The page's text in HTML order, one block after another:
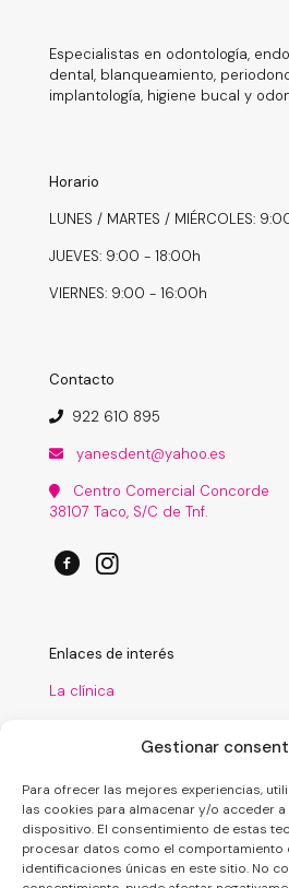
Gestionar
Para ofrecer las mejores experiencias,
las cookies para almacenar y/o acceder
dispositivo. El consentimiento de estas
procesar datos como el comportamiento
identificaciones únicas en este sitio. No
Especialistas en odontología,
dental, blanqueamiento,
implantología, higiene bucal y
Horario
LUNES / MARTES / MIÉRCOLES:
JUEVES: 9:00 - 18:00h
VIERNES: 9:00 - 16:00h
Contacto
922 610 895
yanesdent@yahoo.es
Centro Comercial Concorde
38107 Taco, S/C de Tnf.
Enlaces de interés
La clínica
Financiación
Nuestro blog